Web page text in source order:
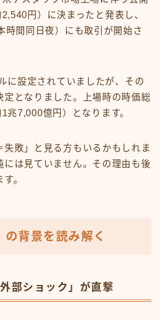
円）に決まったと発表し、
時間同日夜）にも取引が開始さ
に設定されていましたが、その
定となりました。上場時の時価総
兆7,000億円）となります。
失敗」と見る方もいるかもしれま
には見ていません。その理由も後
。
の背景を読み解く
部ショック」が直撃